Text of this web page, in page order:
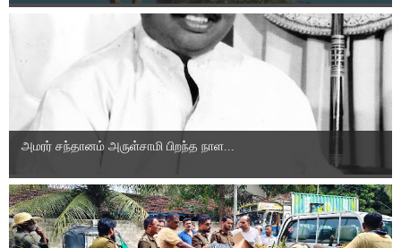
அமரர் சந்தானம் அருள்சாமி பிறந்த நாள...